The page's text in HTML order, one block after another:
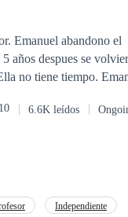
el
10 6.6K leídos
Independiente